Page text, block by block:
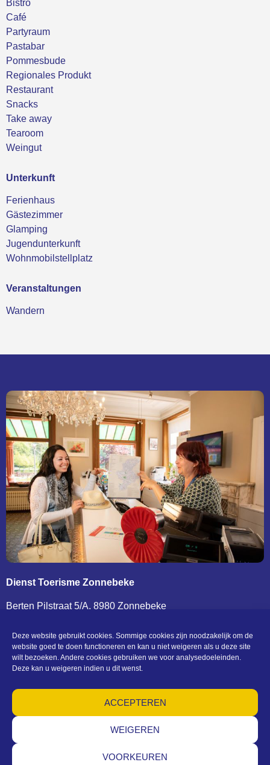
Deze website gebruikt cookies. Sommige cookies zijn noodzakelijk om de
website goed te doen functioneren en kan u niet weigeren als u deze site
wilt bezoeken. Andere cookies gebruiken we voor analysedoeleinden.
Deze kan u weigeren indien u dit wenst.
ACCEPTEREN
WEIGEREN
VOORKEUREN
Bistro
Café
Partyraum
Pastabar
Pommesbude
Regionales Produkt
Restaurant
Snacks
Take away
Tearoom
Weingut
Unterkunft
Ferienhaus
Gästezimmer
Glamping
Jugendunterkunft
Wohnmobilstellplatz
Veranstaltungen
Wandern
Dienst Toerisme Zonnebeke
Berten Pilstraat 5/A, 8980 Zonnebeke
BTW BE 0207 432 124
KONTAKT UND ÖFFNUNGSZEITEN
Algemene voorwaarden – Privacy – Cookies – Machtigingen –